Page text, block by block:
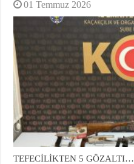
01 Temmuz 2026
TEFECİLİKTEN 5 GÖZALTI…